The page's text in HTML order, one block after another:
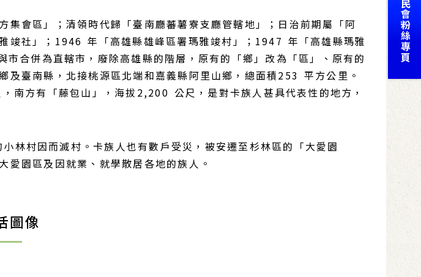
會區」；清領時代歸「臺南廳蕃薯寮支廳管轄地」；日治前期屬「阿
竣社」；1946 年「高雄縣雄峰區署瑪雅竣村」；1947 年「高雄縣瑪雅
合併為直轄市，廢除高雄縣的階層，原有的「鄉」改為「區」、原有的
及臺南縣，北接桃源區北端和嘉義縣阿里山鄉，總面積253 平方公里。
南方有「藤包山」，海拔2,200 公尺，是對卡族人甚具代表性的地方，
林村因而滅村。卡族人也有數戶受災，被安遷至杉林區的「大愛園
愛園區及因就業、就學散居各地的族人。
圖像